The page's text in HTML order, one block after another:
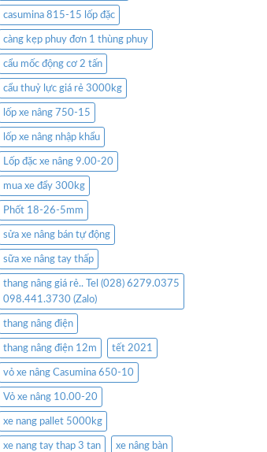
casumina 815-15 lốp đặc
càng kẹp phuy đơn 1 thùng phuy
cẩu mốc động cơ 2 tấn
cẩu thuỷ lực giá rẻ 3000kg
lốp xe nâng 750-15
lốp xe nâng nhập khẩu
Lốp đặc xe nâng 9.00-20
mua xe đẩy 300kg
Phốt 18-26-5mm
sửa xe nâng bán tự động
sữa xe nâng tay thấp
thang nâng giá rẻ.. Tel (028) 6279.0375
098.441.3730 (Zalo)
thang nâng điện
thang nâng điện 12m tết 2021
vỏ xe nâng Casumina 650-10
Vỏ xe nâng 10.00-20
xe nang pallet 5000kg
xe nang tay thap 3 tan xe nâng bàn